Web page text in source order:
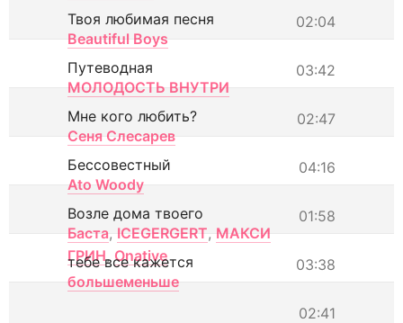
02:04
Твоя любимая песня
Beautiful Boys
03:42
Путеводная
МОЛОДОСТЬ ВНУТРИ
02:47
Мне кого любить?
Сеня Слесарев
04:16
Бессовестный
Ato Woody
01:58
Возле дома твоего
Баста, ICEGERGERT, МАКСИ
ГРИН, Onative 03:38
тебе все кажется
большеменьше
02:41